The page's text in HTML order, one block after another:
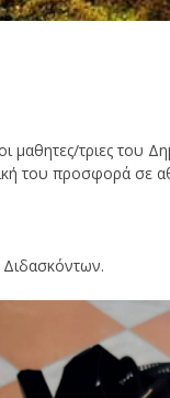
μαθητες/τριες του
του προσφορά σε